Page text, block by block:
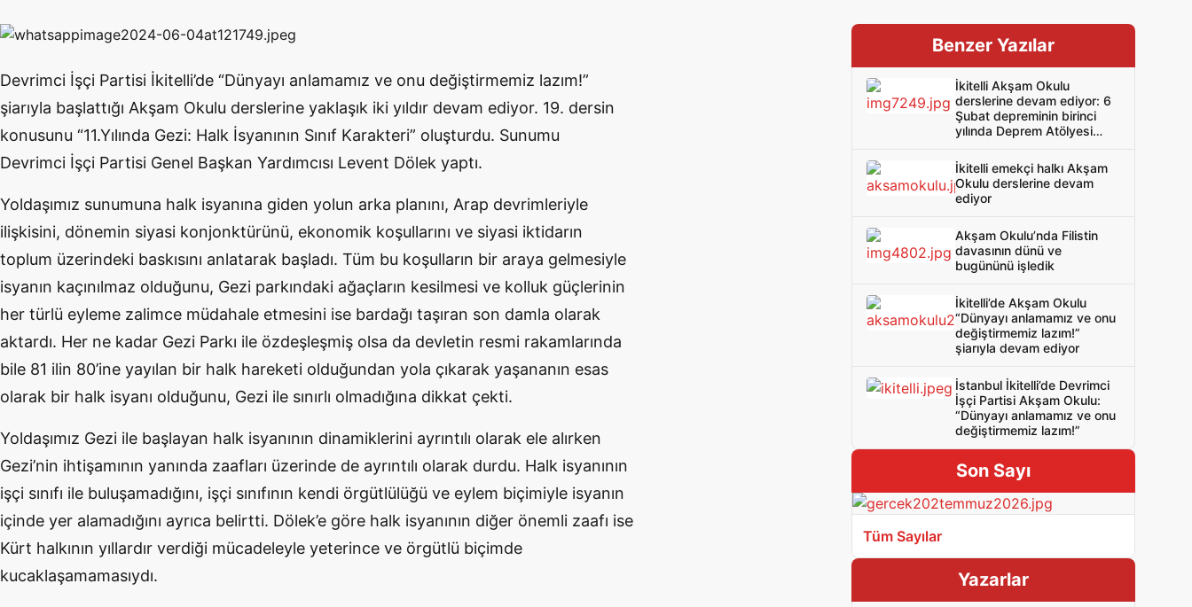
Devrimci İşçi Partisi İkitelli’de “Dünyayı anlamamız ve onu değiştirmemiz lazım!”
şiarıyla başlattığı Akşam Okulu derslerine yaklaşık iki yıldır devam ediyor. 19. dersin
konusunu “11.Yılında Gezi: Halk İsyanının Sınıf Karakteri” oluşturdu. Sunumu
Devrimci İşçi Partisi Genel Başkan Yardımcısı Levent Dölek yaptı.
Yoldaşımız sunumuna halk isyanına giden yolun arka planını, Arap devrimleriyle
ilişkisini, dönemin siyasi konjonktürünü, ekonomik koşullarını ve siyasi iktidarın
toplum üzerindeki baskısını anlatarak başladı. Tüm bu koşulların bir araya gelmesiyle
isyanın kaçınılmaz olduğunu, Gezi parkındaki ağaçların kesilmesi ve kolluk güçlerinin
her türlü eyleme zalimce müdahale etmesini ise bardağı taşıran son damla olarak
aktardı. Her ne kadar Gezi Parkı ile özdeşleşmiş olsa da devletin resmi rakamlarında
bile 81 ilin 80’ine yayılan bir halk hareketi olduğundan yola çıkarak yaşananın esas
olarak bir halk isyanı olduğunu, Gezi ile sınırlı olmadığına dikkat çekti.
Yoldaşımız Gezi ile başlayan halk isyanının dinamiklerini ayrıntılı olarak ele alırken
Gezi’nin ihtişamının yanında zaafları üzerinde de ayrıntılı olarak durdu. Halk isyanının
işçi sınıfı ile buluşamadığını, işçi sınıfının kendi örgütlülüğü ve eylem biçimiyle isyanın
içinde yer alamadığını ayrıca belirtti. Dölek’e göre halk isyanının diğer önemli zaafı ise
Kürt halkının yıllardır verdiği mücadeleyle yeterince ve örgütlü biçimde
kucaklaşamamasıydı.
Benzer Yazılar
İkitelli Akşam Okulu
derslerine devam ediyor: 6
Şubat depreminin birinci
yılında Deprem Atölyesi
İkitelli emekçi halkı Akşam
Okulu derslerine devam
ediyor
Akşam Okulu’nda Filistin
davasının dünü ve
bugününü işledik
İkitelli’de Akşam Okulu
“Dünyayı anlamamız ve onu
değiştirmemiz lazım!”
şiarıyla devam ediyor
İstanbul İkitelli’de Devrimci
İşçi Partisi Akşam Okulu:
“Dünyayı anlamamız ve onu
değiştirmemiz lazım!”
Son Sayı
Tüm Sayılar
Yazarlar